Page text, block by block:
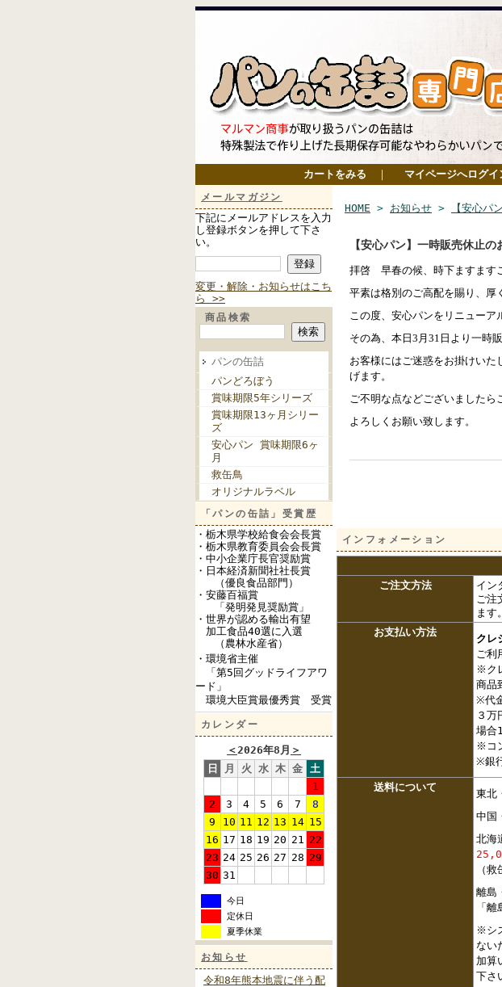
カートをみる ｜ マイページへログイ
メールマガジン
下記にメールアドレスを入力
し登録ボタンを押して下さ
い。
変更・解除・お知らせはこち
ら >>
商品検索
パンの缶詰
パンどろぼう
賞味期限5年シリーズ
賞味期限13ヶ月シリー
ズ
安心パン 賞味期限6ヶ
月
救缶鳥
オリジナルラベル
「パンの缶詰」受賞歴
・栃木県学校給食会会長賞
・栃木県教育委員会会長賞
・中小企業庁長官奨励賞
・日本経済新聞社社長賞
（優良食品部門）
・安藤百福賞
「発明発見奨励賞」
・世界が認める輸出有望
加工食品40選に入選
（農林水産省）
・環境省主催
「第5回グッドライフアワ
ード」
環境大臣賞最優秀賞 受賞
カレンダー
＜2026年8月 ＞
日
月 火 水 木 金 土
1
2
3 4 5 6 7
8
9
10 11 12 13 14 15
16 17 18 19 20 21 22
23 24 25 26 27 28 29
30 31
今日
定休日
夏季休業
お知らせ
令和8年熊本地震に伴う配
HOME > お知らせ > 【安心パ
【安心パン】一時販売休止の
拝啓 早春の候、時下ますます
平素は格別のご高配を賜り、厚
この度、安心パンをリニューア
その為、本日 3 月 31 日より一時
お客様にはご迷惑をお掛けい
げます。
ご不明な点などございましたら
よろしくお願い致します。
インフォメーション
ご注文方法
イン
ご注
ます。
お支払い方法
クレ
ご利
※ク
商品
※代
３
場合
※コ
※銀
送料について
東北
中国
北海
（
離島
「
※シ
ない
加算
下さ